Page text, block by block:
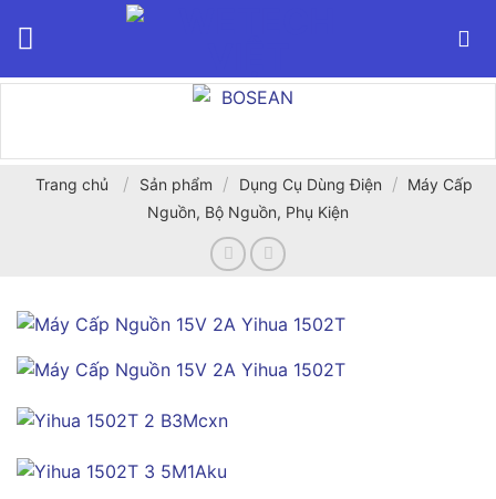
Trang chủ / Sản phẩm / Dụng Cụ Dùng Điện / Máy Cấp
Nguồn, Bộ Nguồn, Phụ Kiện